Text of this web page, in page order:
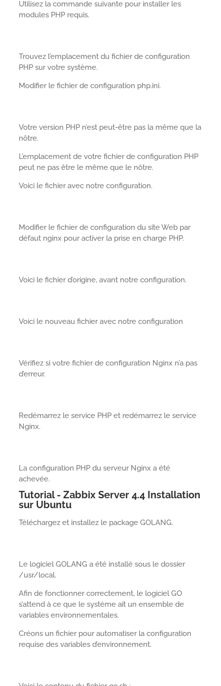
Utilisez la commande suivante pour installer les
modules PHP requis.
Trouvez l’emplacement du fichier de configuration
PHP sur votre système.
Modifier le fichier de configuration php.ini.
Votre version PHP n’est peut-être pas la même que la
nôtre.
L’emplacement de votre fichier de configuration PHP
peut ne pas être le même que le nôtre.
Voici le fichier avec notre configuration.
Modifier le fichier de configuration du site Web par
défaut nginx pour activer la prise en charge PHP.
Voici le fichier d’origine, avant notre configuration.
Voici le nouveau fichier avec notre configuration
Vérifiez si votre fichier de configuration Nginx n’a pas
d’erreur.
Redémarrez le service PHP et redémarrez le service
Nginx.
La configuration PHP du serveur Nginx a été
achevée.
Tutorial - Zabbix Server 4.4 Installation
sur Ubuntu
Téléchargez et installez le package GOLANG.
Le logiciel GOLANG a été installé sous le dossier
/usr/local.
Afin de fonctionner correctement, le logiciel GO
s’attend à ce que le système ait un ensemble de
variables environnementales.
Créons un fichier pour automatiser la configuration
requise des variables d’environnement.